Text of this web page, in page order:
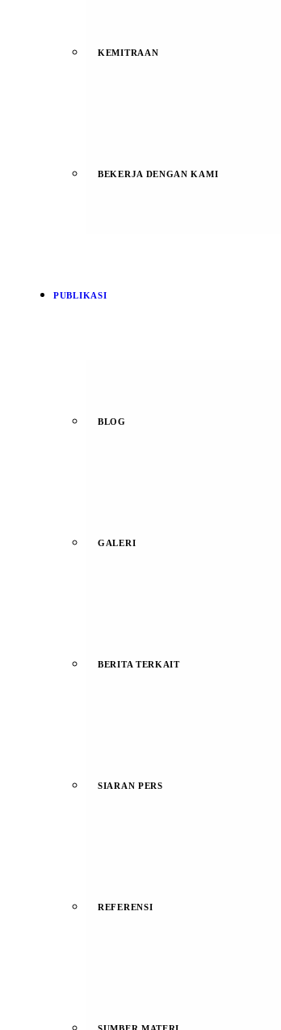
KEMITRAAN
BEKERJA DENGAN KAMI
PUBLIKASI
BLOG
GALERI
BERITA TERKAIT
SIARAN PERS
REFERENSI